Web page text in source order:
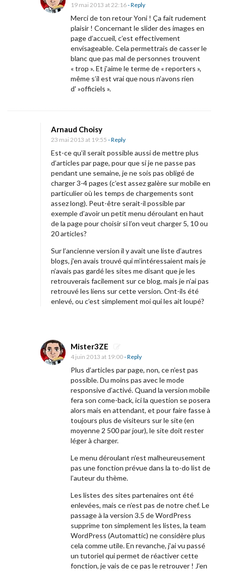
19 mai 2013 at 22:16- Reply
Merci de ton retour Yoni ! Ça fait rudement
plaisir ! Concernant le slider des images en
page d’accueil, c’est effectivement
envisageable. Cela permettrais de casser le
blanc que pas mal de personnes trouvent
« trop ». Et j’aime le terme de « reporters »,
même s’il est vrai que nous n’avons rien
d' »officiels ».
Arnaud Choisy
23 mai 2013 at 19:55 - Reply
Est-ce qu’il serait possible aussi de mettre plus
d’articles par page, pour que si je ne passe pas
pendant une semaine, je ne sois pas obligé de
charger 3-4 pages (c’est assez galère sur mobile en
particulier où les temps de chargements sont
assez long). Peut-être serait-il possible par
exemple d’avoir un petit menu déroulant en haut
de la page pour choisir si l’on veut charger 5, 10 ou
20 articles?
Sur l’ancienne version il y avait une liste d’autres
blogs, j’en avais trouvé qui m’intéressaient mais je
n’avais pas gardé les sites me disant que je les
retrouverais facilement sur ce blog, mais je n’ai pas
retrouvé les liens sur cette version. Ont-ils été
enlevé, ou c’est simplement moi qui les ait loupé?
Mister3ZE
4 juin 2013 at 19:00- Reply
Plus d’articles par page, non, ce n’est pas
possible. Du moins pas avec le mode
responsive d’activé. Quand la version mobile
fera son come-back, ici la question se posera
alors mais en attendant, et pour faire fasse à
toujours plus de visiteurs sur le site (en
moyenne 2 500 par jour), le site doit rester
léger à charger.
Le menu déroulant n’est malheureusement
pas une fonction prévue dans la to-do list de
l’auteur du thème.
Les listes des sites partenaires ont été
enlevées, mais ce n’est pas de notre chef. Le
passage à la version 3.5 de WordPress
supprime ton simplement les listes, la team
WordPress (Automattic) ne considère plus
cela comme utile. En revanche, j’ai vu passé
un tutoriel qui permet de réactiver cette
fonction, je vais de ce pas le retrouver ! J’en